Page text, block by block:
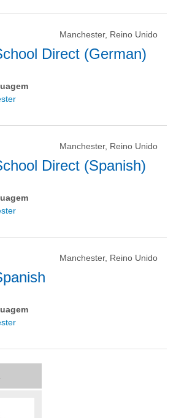
Manchester, Reino Unido
Direct (German)
Manchester, Reino Unido
Direct (Spanish)
Manchester, Reino Unido